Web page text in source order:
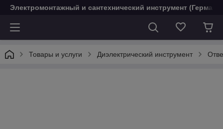
Электромонтажный и сантехнический инструмент
Товары и услуги Диэлектрический инструмент